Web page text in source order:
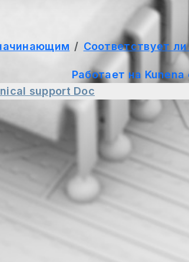
Соответствует
Работает на
support Doc